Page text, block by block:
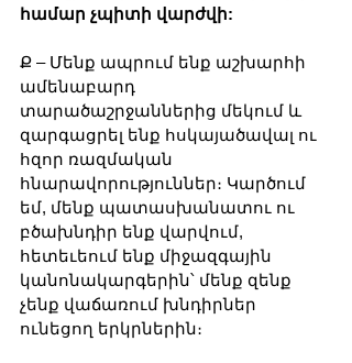
համար չպիտի վարժվի:
Ք – Մենք ապրում ենք աշխարհի
ամենաբարդ
տարածաշրջաններից մեկում և
զարգացրել ենք հսկայածավալ ու
հզոր ռազմական
հնարավորություններ։ Կարծում
եմ, մենք պատասխանատու ու
բծախնդիր ենք վարվում,
հետեւեում ենք միջազգային
կանոնակարգերին՝ մենք զենք
չենք վաճառում խնդիրներ
ունեցող երկրներին։